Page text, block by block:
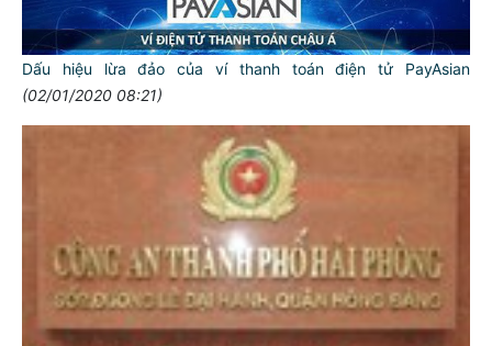
Dấu hiệu lừa đảo của ví thanh toán điện tử PayAsian
(02/01/2020 08:21)